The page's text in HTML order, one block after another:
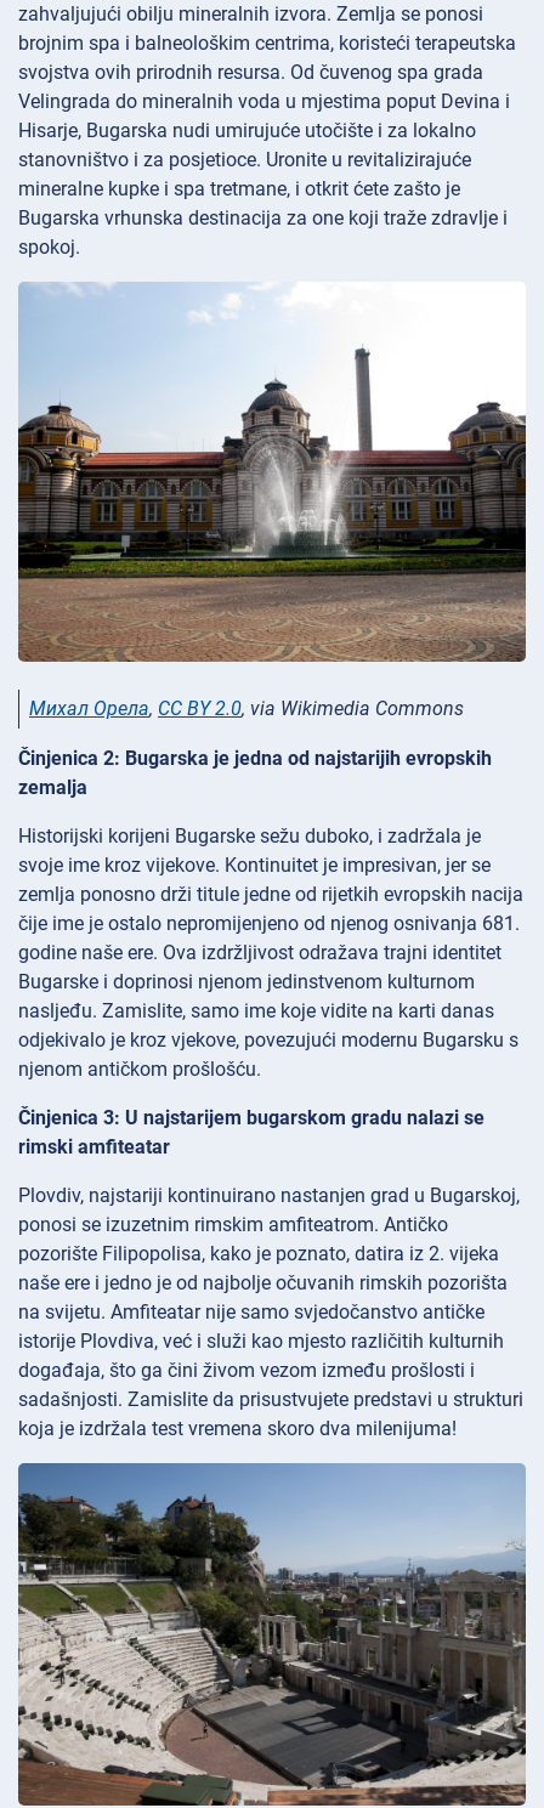
zahvaljujući obilju mineralnih izvora. Zemlja se ponosi
brojnim spa i balneološkim centrima, koristeći terapeutska
svojstva ovih prirodnih resursa. Od čuvenog spa grada
Velingrada do mineralnih voda u mjestima poput Devina i
Hisarje, Bugarska nudi umirujuće utočište i za lokalno
stanovništvo i za posjetioce. Uronite u revitalizirajuće
mineralne kupke i spa tretmane, i otkrit ćete zašto je
Bugarska vrhunska destinacija za one koji traže zdravlje i
spokoj.
Михал Орела, CC BY 2.0, via Wikimedia Commons
Činjenica 2: Bugarska je jedna od najstarijih evropskih
zemalja
Historijski korijeni Bugarske sežu duboko, i zadržala je
svoje ime kroz vijekove. Kontinuitet je impresivan, jer se
zemlja ponosno drži titule jedne od rijetkih evropskih nacija
čije ime je ostalo nepromijenjeno od njenog osnivanja 681.
godine naše ere. Ova izdržljivost odražava trajni identitet
Bugarske i doprinosi njenom jedinstvenom kulturnom
nasljeđu. Zamislite, samo ime koje vidite na karti danas
odjekivalo je kroz vjekove, povezujući modernu Bugarsku s
njenom antičkom prošlošću.
Činjenica 3: U najstarijem bugarskom gradu nalazi se
rimski amfiteatar
Plovdiv, najstariji kontinuirano nastanjen grad u Bugarskoj,
ponosi se izuzetnim rimskim amfiteatrom. Antičko
pozorište Filipopolisa, kako je poznato, datira iz 2. vijeka
naše ere i jedno je od najbolje očuvanih rimskih pozorišta
na svijetu. Amfiteatar nije samo svjedočanstvo antičke
istorije Plovdiva, već i služi kao mjesto različitih kulturnih
događaja, što ga čini živom vezom između prošlosti i
sadašnjosti. Zamislite da prisustvujete predstavi u strukturi
koja je izdržala test vremena skoro dva milenijuma!